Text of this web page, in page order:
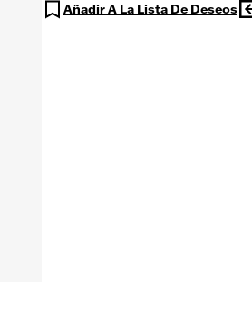
Añadir A La Lista De Deseos